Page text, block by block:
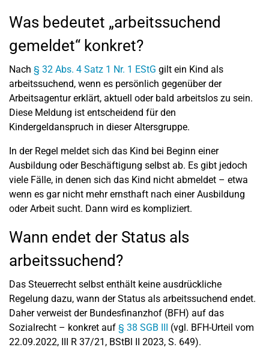
Was bedeutet „arbeitssuchend
gemeldet“ konkret?
Nach § 32 Abs. 4 Satz 1 Nr. 1 EStG gilt ein Kind als
arbeitssuchend, wenn es persönlich gegenüber der
Arbeitsagentur erklärt, aktuell oder bald arbeitslos zu sein.
Diese Meldung ist entscheidend für den
Kindergeldanspruch in dieser Altersgruppe.
In der Regel meldet sich das Kind bei Beginn einer
Ausbildung oder Beschäftigung selbst ab. Es gibt jedoch
viele Fälle, in denen sich das Kind nicht abmeldet – etwa
wenn es gar nicht mehr ernsthaft nach einer Ausbildung
oder Arbeit sucht. Dann wird es kompliziert.
Wann endet der Status als
arbeitssuchend?
Das Steuerrecht selbst enthält keine ausdrückliche
Regelung dazu, wann der Status als arbeitssuchend endet.
Daher verweist der Bundesfinanzhof (BFH) auf das
Sozialrecht – konkret auf § 38 SGB III (vgl. BFH-Urteil vom
22.09.2022, III R 37/21, BStBl II 2023, S. 649).